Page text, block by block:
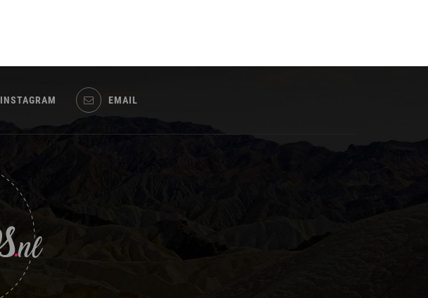
INSTAGRAM EMAIL